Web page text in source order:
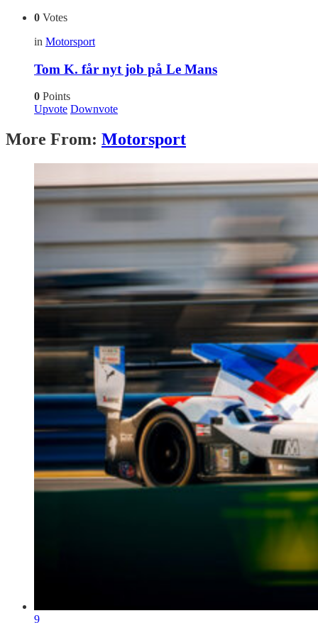
0 Votes
in Motorsport
Tom K. får nyt job på Le Mans
0 Points
Upvote Downvote
More From: Motorsport
9